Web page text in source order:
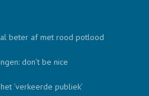
beter af met rood potlood
don’t be nice
‘verkeerde publiek’